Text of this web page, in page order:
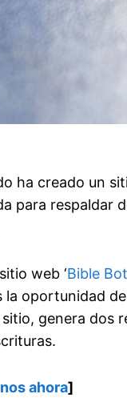
ha creado un
para respaldar
web ‘Bible
oportunidad
genera dos
ahora]